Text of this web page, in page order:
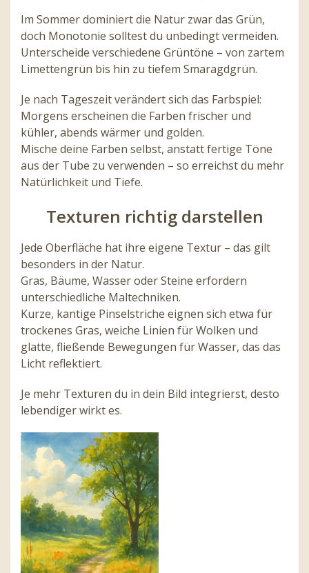
Im Sommer dominiert die Natur zwar das Grün,
doch Monotonie solltest du unbedingt vermeiden.
Unterscheide verschiedene Grüntöne – von zartem
Limettengrün bis hin zu tiefem Smaragdgrün.
Je nach Tageszeit verändert sich das Farbspiel:
Morgens erscheinen die Farben frischer und
kühler, abends wärmer und golden.
Mische deine Farben selbst, anstatt fertige Töne
aus der Tube zu verwenden – so erreichst du mehr
Natürlichkeit und Tiefe.
Texturen richtig darstellen
Jede Oberfläche hat ihre eigene Textur – das gilt
besonders in der Natur.
Gras, Bäume, Wasser oder Steine erfordern
unterschiedliche Maltechniken.
Kurze, kantige Pinselstriche eignen sich etwa für
trockenes Gras, weiche Linien für Wolken und
glatte, fließende Bewegungen für Wasser, das das
Licht reflektiert.
Je mehr Texturen du in dein Bild integrierst, desto
lebendiger wirkt es.